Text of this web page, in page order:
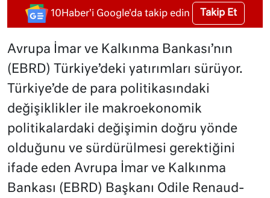
10Haber'i Google'da takip edin Takip Et
Avrupa İmar ve Kalkınma Bankası’nın
(EBRD) Türkiye’deki yatırımları sürüyor.
Türkiye’de de para politikasındaki
değişiklikler ile makroekonomik
politikalardaki değişimin doğru yönde
olduğunu ve sürdürülmesi gerektiğini
ifade eden Avrupa İmar ve Kalkınma
Bankası (EBRD) Başkanı Odile Renaud-